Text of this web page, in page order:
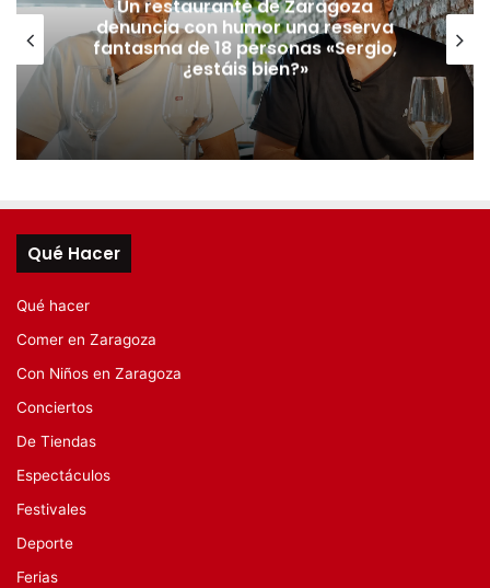
Un restaurante de Zaragoza
denuncia con humor una reserva
fantasma de 18 personas «Sergio,
¿estáis bien?»
Qué Hacer
Qué hacer
Comer en Zaragoza
Con Niños en Zaragoza
Conciertos
De Tiendas
Espectáculos
Festivales
Deporte
Ferias